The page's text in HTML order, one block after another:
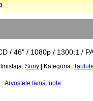
/ 46" / 1080p / 1300:1 /
Sony | Kategoria:
Arvostele tämä tuote